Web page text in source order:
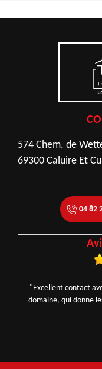
574 Chem. de
69300 Caluire Et
04 82
"Excellent contact
domaine, qui donne